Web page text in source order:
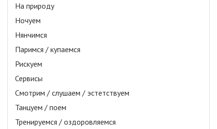
На природу
Ночуем
Нянчимся
Паримся / купаемся
Рискуем
Сервисы
Смотрим / слушаем / эстетствуем
Танцуем / поем
Тренируемся / оздоровляемся